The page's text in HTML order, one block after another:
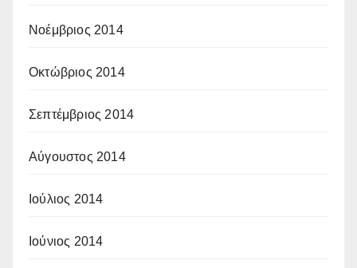
Νοέμβριος 2014
Οκτώβριος 2014
Σεπτέμβριος 2014
Αύγουστος 2014
Ιούλιος 2014
Ιούνιος 2014